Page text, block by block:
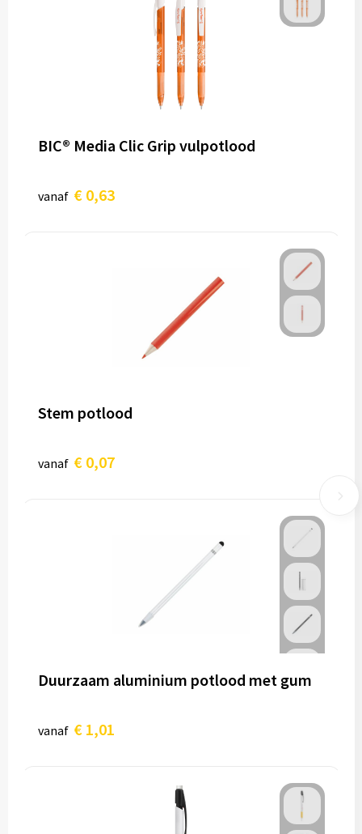
BIC® Media Clic Grip vulpotlood
vanaf € 0,63
Stem potlood
vanaf € 0,07
Duurzaam aluminium potlood met gum
vanaf € 1,01